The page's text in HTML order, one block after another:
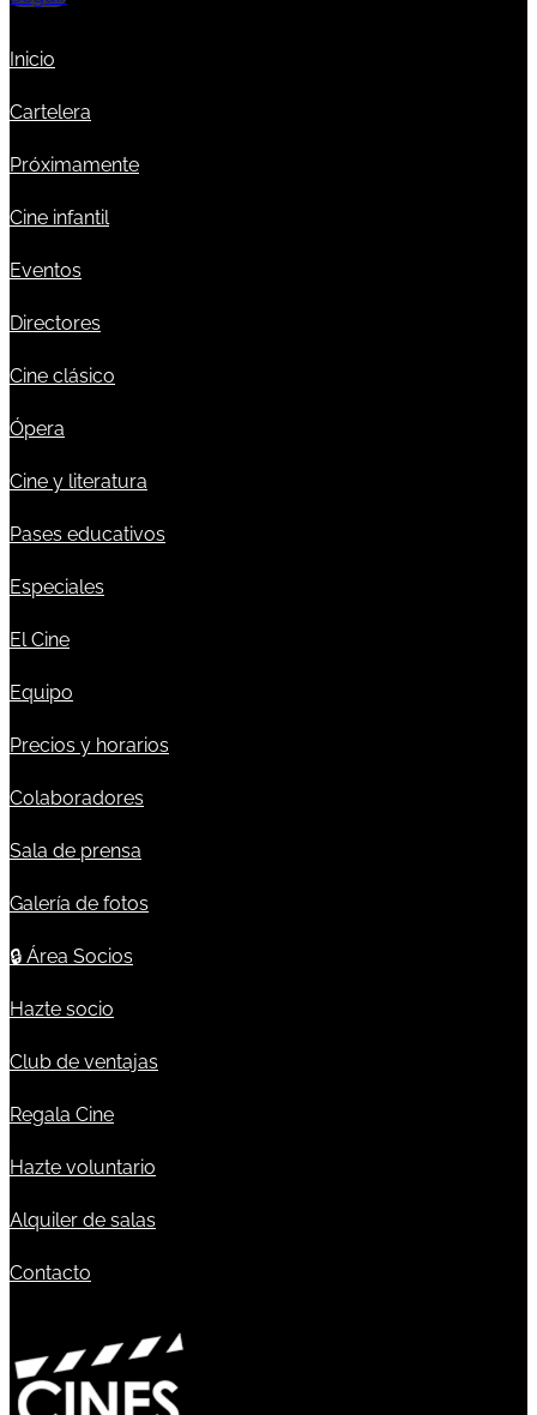
Inicio
Cartelera
Próximamente
Cine infantil
Eventos
Directores
Cine clásico
Ópera
Cine y literatura
Pases educativos
Especiales
El Cine
Equipo
Precios y horarios
Colaboradores
Sala de prensa
Galería de fotos
🔒 Área Socios
Hazte socio
Club de ventajas
Regala Cine
Hazte voluntario
Alquiler de salas
Contacto